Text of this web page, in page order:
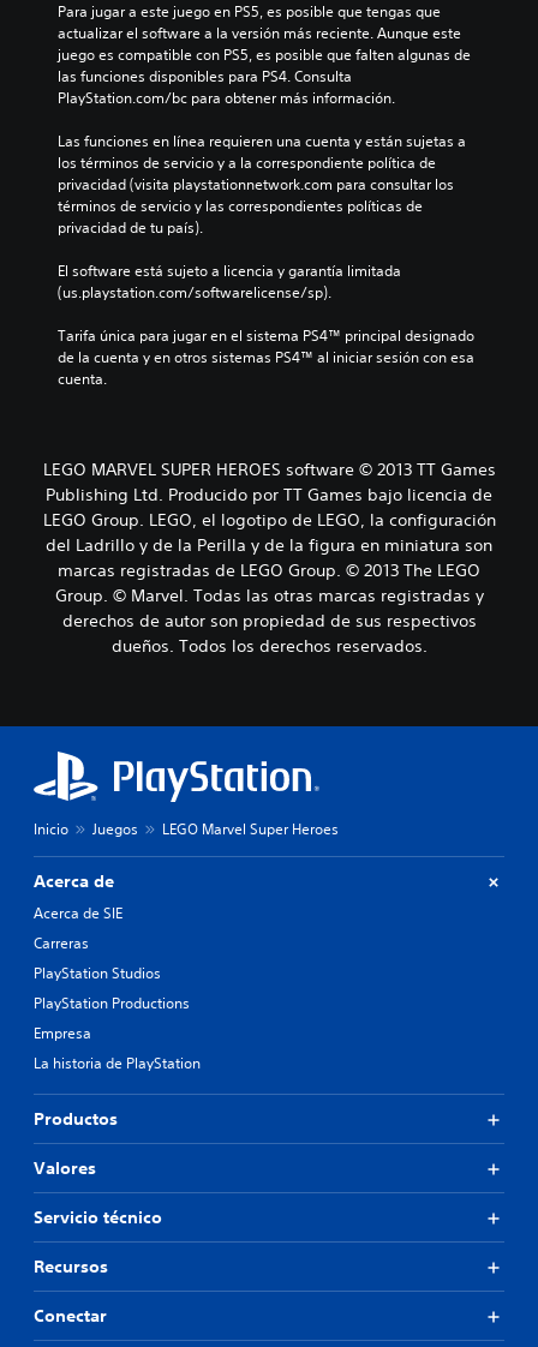
Para jugar a este juego en PS5, es posible que tengas que
actualizar el software a la versión más reciente. Aunque este
juego es compatible con PS5, es posible que falten algunas de
las funciones disponibles para PS4. Consulta
PlayStation.com/bc para obtener más información.
Las funciones en línea requieren una cuenta y están sujetas a
los términos de servicio y a la correspondiente política de
privacidad (visita playstationnetwork.com para consultar los
términos de servicio y las correspondientes políticas de
privacidad de tu país).
El software está sujeto a licencia y garantía limitada
(us.playstation.com/softwarelicense/sp).
Tarifa única para jugar en el sistema PS4™ principal designado
de la cuenta y en otros sistemas PS4™ al iniciar sesión con esa
cuenta.
LEGO MARVEL SUPER HEROES software © 2013 TT Games
Publishing Ltd. Producido por TT Games bajo licencia de
LEGO Group. LEGO, el logotipo de LEGO, la configuración
del Ladrillo y de la Perilla y de la figura en miniatura son
marcas registradas de LEGO Group. © 2013 The LEGO
Group. © Marvel. Todas las otras marcas registradas y
derechos de autor son propiedad de sus respectivos
dueños. Todos los derechos reservados.
Inicio Juegos LEGO Marvel Super Heroes
Acerca de
Acerca de SIE
Carreras
PlayStation Studios
PlayStation Productions
Empresa
La historia de PlayStation
Productos
Valores
Servicio técnico
Recursos
Conectar